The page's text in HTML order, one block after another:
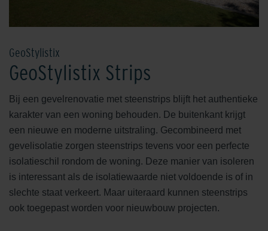
GeoStylistix
GeoStylistix Strips
Bij een gevelrenovatie met steenstrips blijft het authentieke
karakter van een woning behouden. De buitenkant krijgt
een nieuwe en moderne uitstraling. Gecombineerd met
gevelisolatie zorgen steenstrips tevens voor een perfecte
isolatieschil rondom de woning. Deze manier van isoleren
is interessant als de isolatiewaarde niet voldoende is of in
slechte staat verkeert. Maar uiteraard kunnen steenstrips
ook toegepast worden voor nieuwbouw projecten.